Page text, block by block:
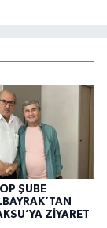
ŞUBE
ZİYARET